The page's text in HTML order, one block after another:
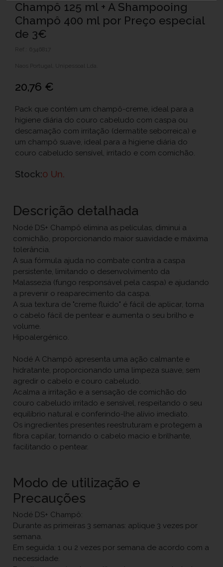
Champô 125 ml + A Shampooing
Champô 400 ml por Preço especial
de 3€
Ref.: 6346817
Naos Portugal, Unipessoal Lda.
20,76 €
Pack que contém um champô-creme, ideal para a
higiene diária do couro cabeludo com caspa ou
descamação com irritação (dermatite seborreica) e
um champô suave, ideal para a higiene diária do
couro cabeludo sensível, irritado e com comichão.
Stock:0 Un.
Descrição detalhada
Nodé DS+ Champô elimina as películas, diminui a
comichão, proporcionando maior suavidade e máxima
tolerância.
A sua fórmula ajuda no combate contra a caspa
persistente, limitando o desenvolvimento da
Malassezia (fungo responsável pela caspa) e ajudando
a prevenir o reaparecimento da caspa.
A sua textura de "creme fluido" é fácil de aplicar, torna
o cabelo fácil de pentear e aumenta o seu brilho e
volume.
Hipoalergénico.
Nodé A Champô apresenta uma ação calmante e
hidratante, proporcionando uma limpeza suave, sem
agredir o cabelo e couro cabeludo.
Acalma a irritação e a sensação de comichão do
couro cabeludo irritado e sensível, respeitando o seu
equilíbrio natural e conferindo-lhe alívio imediato.
Os ingredientes presentes reestruturam e protegem a
fibra capilar, tornando o cabelo macio e brilhante,
facilitando o pentear.
Modo de utilização e
Precauções
Nodé DS+ Champô:
Durante as primeiras 3 semanas: aplique 3 vezes por
semana.
Em seguida: 1 ou 2 vezes por semana de acordo com a
necessidade.